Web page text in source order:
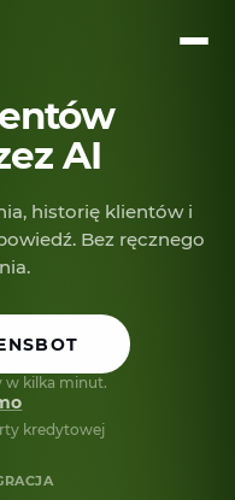
AI
historię klientów i
Bez ręcznego
w kilka minut.
kredytowej